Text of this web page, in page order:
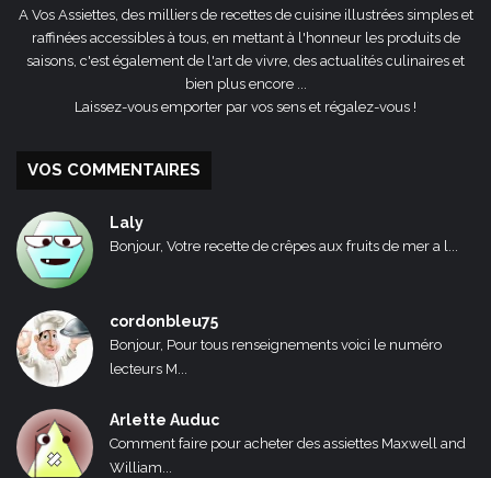
A Vos Assiettes, des milliers de recettes de cuisine illustrées simples et
raffinées accessibles à tous, en mettant à l'honneur les produits de
saisons, c'est également de l'art de vivre, des actualités culinaires et
bien plus encore ...
Laissez-vous emporter par vos sens et régalez-vous !
VOS COMMENTAIRES
Laly
Bonjour, Votre recette de crêpes aux fruits de mer a l...
cordonbleu75
Bonjour, Pour tous renseignements voici le numéro
lecteurs M...
Arlette Auduc
Comment faire pour acheter des assiettes Maxwell and
William...